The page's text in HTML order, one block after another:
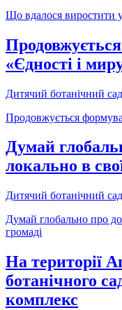
Що вдалося виростити
«Єдності і
Дитячий ботанічний сад
Продовжується
Думай
локально в
Дитячий ботанічний сад
Думай глобально про
громаді
На території
ботанічного
комплекс